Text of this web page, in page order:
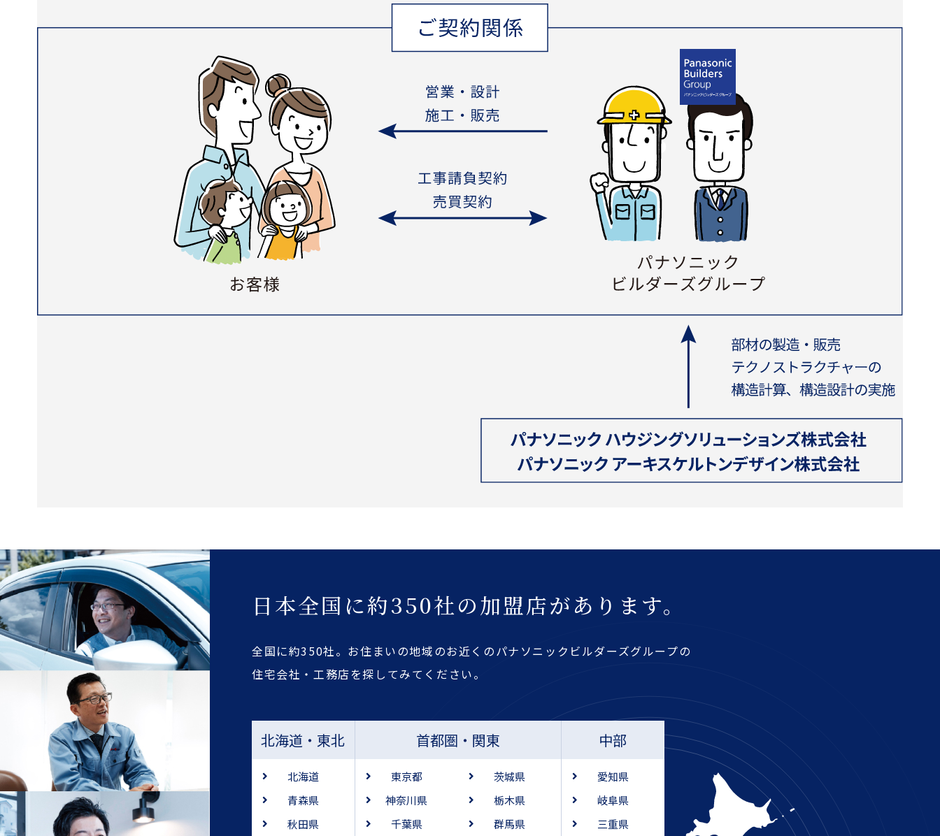
日本全国に約350社の加盟店があります。
全国に約350社。お住まいの地域のお近くのパナソニックビルダーズグループの
住宅会社・工務店を探してみてください。
北海道・東北
北海道
青森県
秋田県
首都圏・関東
東京都
神奈川県
千葉県
茨城県
栃木県
群馬県
中部
愛知県
岐阜県
三重県